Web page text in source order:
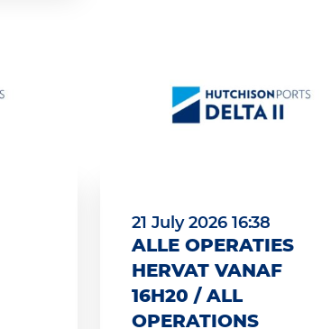
21 July 2026 16:38
ALLE OPERATIES
HERVAT VANAF
16H20 / ALL
OPERATIONS